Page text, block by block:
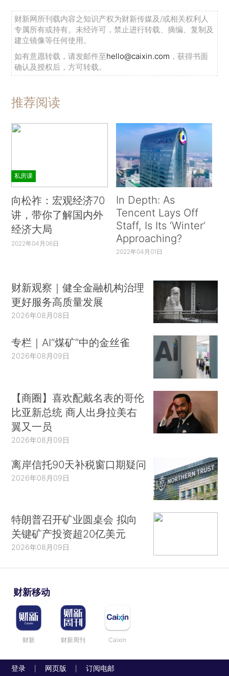
财新网所刊载内容之知识产权为财新传媒及/或相关权利人
专属所有或持有。未经许可，禁止进行转载、摘编、复制及
建立镜像等任何使用。
如有意愿转载，请发邮件至hello@caixin.com ，获得书面
确认及授权后，方可转载。
推荐阅读
私房课
向松祚：宏观经济70
讲，带你了解国内外
经济大局
2022年04月06日
In Depth: As
Tencent Lays Off
Staff, Is Its ‘Winter’
Approaching?
2022年04月01日
财新观察｜健全金融机构治理
更好服务高质量发展
2026年08月08日
专栏｜AI“煤矿”中的金丝雀
2026年08月09日
【商圈】喜欢配戴名表的哥伦
比亚新总统 商人出身拉美右
翼又一员
2026年08月09日
离岸信托90天补税窗口期疑问
2026年08月09日
特朗普召开矿业圆桌会 拟向
关键矿产投资超20亿美元
2026年08月09日
财新移动
财新 财新周刊 Caixin
登录 网页版 订阅电邮